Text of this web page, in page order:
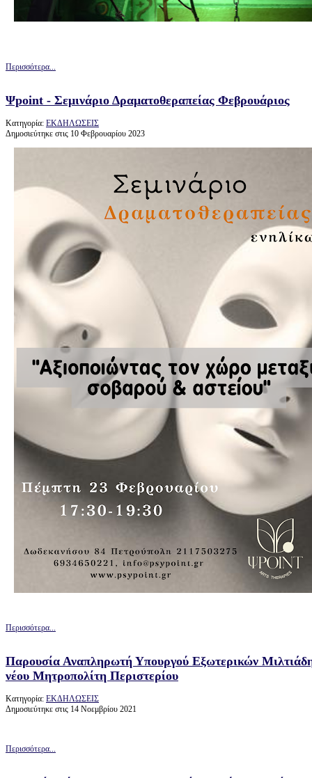
Περισσότερα...
Ψpoint - Σεμινάριο Δραματοθεραπείας Φεβρουάριος
Κατηγορία: ΕΚΔΗΛΩΣΕΙΣ
Δημοσιεύτηκε στις 10 Φεβρουαρίου 2023
Περισσότερα...
Παρουσία Αναπληρωτή Υπουργού Εξωτερικών
νέου Μητροπολίτη Περιστερίου
Κατηγορία: ΕΚΔΗΛΩΣΕΙΣ
Δημοσιεύτηκε στις 14 Νοεμβρίου 2021
Περισσότερα...